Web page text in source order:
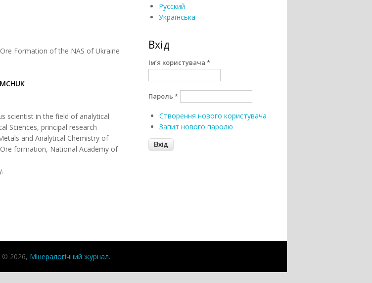
Formation of the NAS of Ukraine
scientist in the field of analytical
Sciences, principal research
and Analytical Chemistry of
formation, National Academy of
Русский
Українська
Вхід
Ім’я користувача *
Пароль *
Створення нового користувача
Запит нового паролю
© 2026, Мінералогічний журнал.